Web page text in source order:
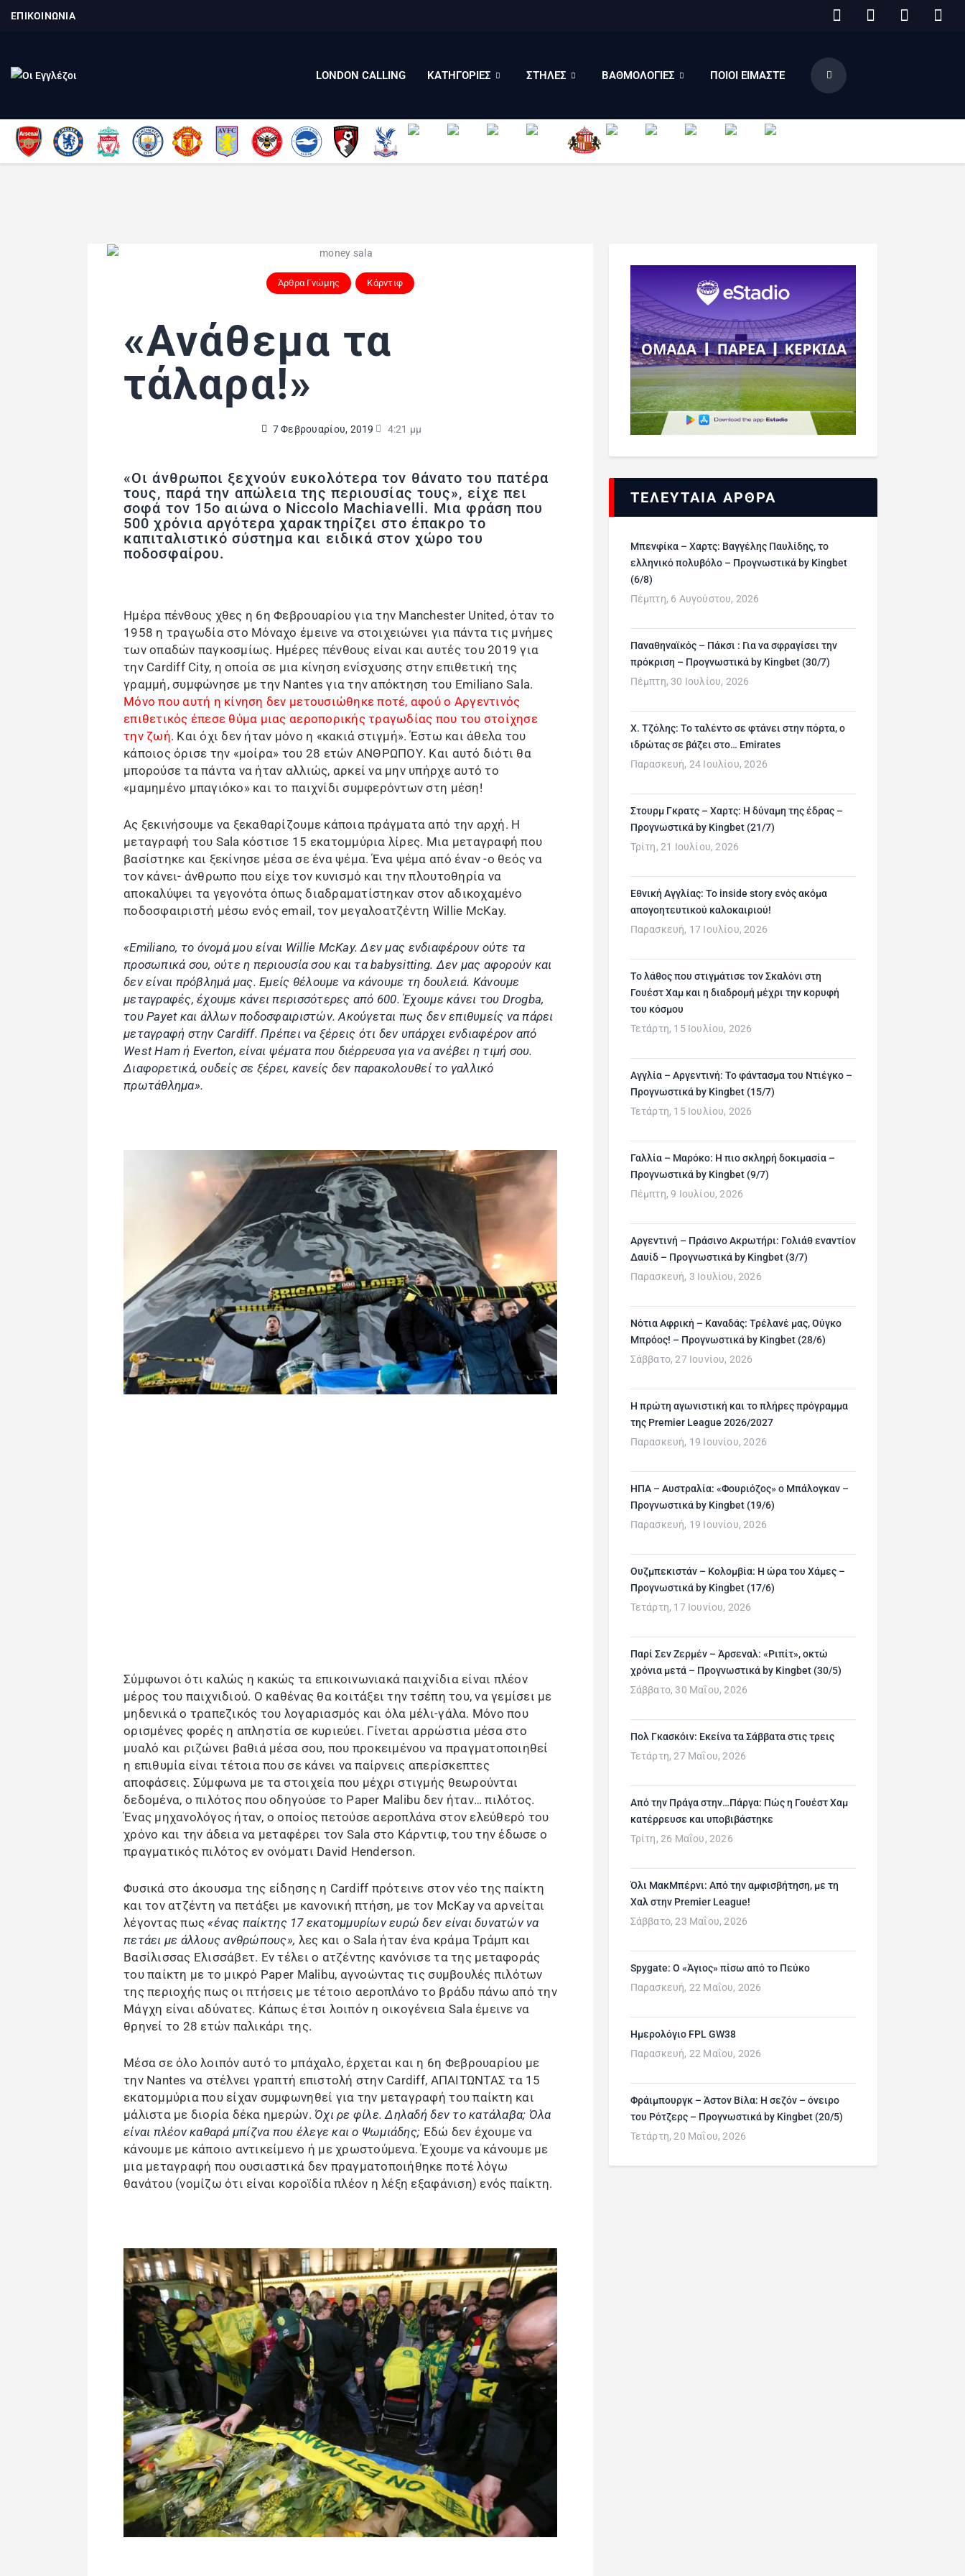
ΕΠΙΚΟΙΝΩΝΙΑ
LONDON CALLING ΚΑΤΗΓΟΡΙΕΣ ΣΤΗΛΕΣ ΒΑΘΜΟΛΟΓΙΕΣ ΠΟΙΟΙ ΕΙΜΑΣΤΕ
Άρθρα Γνώμης Κάρντιφ
«Ανάθεμα τα
τάλαρα!»
7 Φεβρουαρίου, 2019 4:21 μμ
«Οι άνθρωποι ξεχνούν ευκολότερα τον θάνατο του πατέρα
τους, παρά την απώλεια της περιουσίας τους», είχε πει
σοφά τον 15ο αιώνα ο Niccolo Machiavelli. Μια φράση που
500 χρόνια αργότερα χαρακτηρίζει στο έπακρο το
καπιταλιστικό σύστημα και ειδικά στον χώρο του
ποδοσφαίρου.
Ημέρα πένθους χθες η 6η Φεβρουαρίου για την Manchester United, όταν το
1958 η τραγωδία στο Μόναχο έμεινε να στοιχειώνει για πάντα τις μνήμες
των οπαδών παγκοσμίως. Ημέρες πένθους είναι και αυτές του 2019 για
την Cardiff City, η οποία σε μια κίνηση ενίσχυσης στην επιθετική της
γραμμή, συμφώνησε με την Nantes για την απόκτηση του Emiliano Sala.
Μόνο που αυτή η κίνηση δεν μετουσιώθηκε ποτέ, αφού ο Αργεντινός
επιθετικός έπεσε θύμα μιας αεροπορικής τραγωδίας που του στοίχησε
την ζωή. Και όχι δεν ήταν μόνο η «κακιά στιγμή». Έστω και άθελα του
κάποιος όρισε την «μοίρα» του 28 ετών ΑΝΘΡΩΠΟΥ. Και αυτό διότι θα
μπορούσε τα πάντα να ήταν αλλιώς, αρκεί να μην υπήρχε αυτό το
«μαμημένο μπαγιόκο» και το παιχνίδι συμφερόντων στη μέση!
Ας ξεκινήσουμε να ξεκαθαρίζουμε κάποια πράγματα από την αρχή. Η
μεταγραφή του Sala κόστισε 15 εκατομμύρια λίρες. Μια μεταγραφή που
βασίστηκε και ξεκίνησε μέσα σε ένα ψέμα. Ένα ψέμα από έναν -ο θεός να
τον κάνει- άνθρωπο που είχε τον κυνισμό και την πλουτοθηρία να
αποκαλύψει τα γεγονότα όπως διαδραματίστηκαν στον αδικοχαμένο
ποδοσφαιριστή μέσω ενός email, τον μεγαλοατζέντη Willie McKay.
«Emiliano, το όνομά μου είναι Willie McKay. Δεν μας ενδιαφέρουν ούτε τα
προσωπικά σου, ούτε η περιουσία σου και τα babysitting. Δεν μας αφορούν και
δεν είναι πρόβλημά μας. Εμείς θέλουμε να κάνουμε τη δουλειά. Κάνουμε
μεταγραφές, έχουμε κάνει περισσότερες από 600. Έχουμε κάνει του Drogba,
του Payet και άλλων ποδοσφαιριστών. Ακούγεται πως δεν επιθυμείς να πάρει
μεταγραφή στην Cardiff. Πρέπει να ξέρεις ότι δεν υπάρχει ενδιαφέρον από
West Ham ή Everton, είναι ψέματα που διέρρευσα για να ανέβει η τιμή σου.
Διαφορετικά, ουδείς σε ξέρει, κανείς δεν παρακολουθεί το γαλλικό
πρωτάθλημα».
Σύμφωνοι ότι καλώς η κακώς τα επικοινωνιακά παιχνίδια είναι πλέον
μέρος του παιχνιδιού. Ο καθένας θα κοιτάξει την τσέπη του, να γεμίσει με
μηδενικά ο τραπεζικός του λογαριασμός και όλα μέλι-γάλα. Μόνο που
ορισμένες φορές η απληστία σε κυριεύει. Γίνεται αρρώστια μέσα στο
μυαλό και ριζώνει βαθιά μέσα σου, που προκειμένου να πραγματοποιηθεί
η επιθυμία είναι τέτοια που σε κάνει να παίρνεις απερίσκεπτες
αποφάσεις. Σύμφωνα με τα στοιχεία που μέχρι στιγμής θεωρούνται
δεδομένα, ο πιλότος που οδηγούσε το Paper Malibu δεν ήταν… πιλότος.
Ένας μηχανολόγος ήταν, ο οποίος πετούσε αεροπλάνα στον ελεύθερό του
χρόνο και την άδεια να μεταφέρει τον Sala στο Κάρντιφ, του την έδωσε ο
πραγματικός πιλότος εν ονόματι David Henderson.
Φυσικά στο άκουσμα της είδησης η Cardiff πρότεινε στον νέο της παίκτη
και τον ατζέντη να πετάξει με κανονική πτήση, με τον McKay να αρνείται
λέγοντας πως«ένας παίκτης 17 εκατομμυρίων ευρώ δεν είναι δυνατών να
πετάει με άλλους ανθρώπους», λες και ο Sala ήταν ένα κράμα Τράμπ και
Βασίλισσας Ελισσάβετ. Εν τέλει ο ατζέντης κανόνισε τα της μεταφοράς
του παίκτη με το μικρό Paper Malibu, αγνοώντας τις συμβουλές πιλότων
της περιοχής πως οι πτήσεις με τέτοιο αεροπλάνο το βράδυ πάνω από την
Μάγχη είναι αδύνατες. Κάπως έτσι λοιπόν η οικογένεια Sala έμεινε να
θρηνεί το 28 ετών παλικάρι της.
Μέσα σε όλο λοιπόν αυτό το μπάχαλο, έρχεται και η 6η Φεβρουαρίου με
την Nantes να στέλνει γραπτή επιστολή στην Cardiff, ΑΠΑΙΤΩΝΤΑΣ τα 15
εκατομμύρια που είχαν συμφωνηθεί για την μεταγραφή του παίκτη και
μάλιστα με διορία δέκα ημερών. Όχι ρε φίλε. Δηλαδή δεν το κατάλαβα; Όλα
είναι πλέον καθαρά μπίζνα που έλεγε και ο Ψωμιάδης; Εδώ δεν έχουμε να
κάνουμε με κάποιο αντικείμενο ή με χρωστούμενα. Έχουμε να κάνουμε με
μια μεταγραφή που ουσιαστικά δεν πραγματοποιήθηκε ποτέ λόγω
θανάτου (νομίζω ότι είναι κοροϊδία πλέον η λέξη εξαφάνιση) ενός παίκτη.
ΤΕΛΕΥΤΑΙΑ ΑΡΘΡΑ
Μπενφίκα – Χαρτς: Βαγγέλης Παυλίδης, το
ελληνικό πολυβόλο – Προγνωστικά by Kingbet
(6/8)
Πέμπτη, 6 Αυγούστου, 2026
Παναθηναϊκός – Πάκσι : Για να σφραγίσει την
πρόκριση – Προγνωστικά by Kingbet (30/7)
Πέμπτη, 30 Ιουλίου, 2026
Χ. Τζόλης: Το ταλέντο σε φτάνει στην πόρτα, ο
ιδρώτας σε βάζει στο… Emirates
Παρασκευή, 24 Ιουλίου, 2026
Στουρμ Γκρατς – Χαρτς: Η δύναμη της έδρας –
Προγνωστικά by Kingbet (21/7)
Τρίτη, 21 Ιουλίου, 2026
Εθνική Αγγλίας: Το inside story ενός ακόμα
απογοητευτικού καλοκαιριού!
Παρασκευή, 17 Ιουλίου, 2026
Το λάθος που στιγμάτισε τον Σκαλόνι στη
Γουέστ Χαμ και η διαδρομή μέχρι την κορυφή
του κόσμου
Τετάρτη, 15 Ιουλίου, 2026
Αγγλία – Αργεντινή: Το φάντασμα του Ντιέγκο –
Προγνωστικά by Kingbet (15/7)
Τετάρτη, 15 Ιουλίου, 2026
Γαλλία – Μαρόκο: Η πιο σκληρή δοκιμασία –
Προγνωστικά by Kingbet (9/7)
Πέμπτη, 9 Ιουλίου, 2026
Αργεντινή – Πράσινο Ακρωτήρι: Γολιάθ εναντίον
Δαυίδ – Προγνωστικά by Kingbet (3/7)
Παρασκευή, 3 Ιουλίου, 2026
Νότια Αφρική – Καναδάς: Τρέλανέ μας, Ούγκο
Μπρόος! – Προγνωστικά by Kingbet (28/6)
Σάββατο, 27 Ιουνίου, 2026
H πρώτη αγωνιστική και το πλήρες πρόγραμμα
της Premier League 2026/2027
Παρασκευή, 19 Ιουνίου, 2026
ΗΠΑ – Αυστραλία: «Φουριόζος» ο Μπάλογκαν –
Προγνωστικά by Kingbet (19/6)
Παρασκευή, 19 Ιουνίου, 2026
Ουζμπεκιστάν – Κολομβία: Η ώρα του Χάμες –
Προγνωστικά by Kingbet (17/6)
Τετάρτη, 17 Ιουνίου, 2026
Παρί Σεν Ζερμέν – Άρσεναλ: «Ριπίτ», οκτώ
χρόνια μετά – Προγνωστικά by Kingbet (30/5)
Σάββατο, 30 Μαΐου, 2026
Πολ Γκασκόιν: Εκείνα τα Σάββατα στις τρεις
Τετάρτη, 27 Μαΐου, 2026
Από την Πράγα στην…Πάργα: Πώς η Γουέστ Χαμ
κατέρρευσε και υποβιβάστηκε
Τρίτη, 26 Μαΐου, 2026
Όλι ΜακΜπέρνι: Aπό την αμφισβήτηση, με τη
Χαλ στην Premier League!
Σάββατο, 23 Μαΐου, 2026
Spygate: Ο «Άγιος» πίσω από το Πεύκο
Παρασκευή, 22 Μαΐου, 2026
Ημερολόγιο FPL GW38
Παρασκευή, 22 Μαΐου, 2026
Φράιμπουργκ – Άστον Βίλα: Η σεζόν – όνειρο
του Ρότζερς – Προγνωστικά by Kingbet (20/5)
Τετάρτη, 20 Μαΐου, 2026